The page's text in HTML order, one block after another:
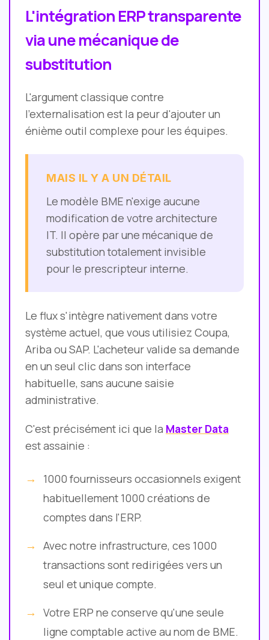
L'intégration ERP transparente
via une mécanique de
substitution
L'argument classique contre
l'externalisation est la peur d'ajouter un
énième outil complexe pour les équipes.
MAIS IL Y A UN DÉTAIL
Le modèle BME n'exige aucune
modification de votre architecture
IT. Il opère par une mécanique de
substitution totalement invisible
pour le prescripteur interne.
Le flux s'intègre nativement dans votre
système actuel, que vous utilisiez Coupa,
Ariba ou SAP. L'acheteur valide sa demande
en un seul clic dans son interface
habituelle, sans aucune saisie
administrative.
C'est précisément ici que la Master Data
est assainie :
1000 fournisseurs occasionnels exigent
habituellement 1000 créations de
comptes dans l'ERP.
Avec notre infrastructure, ces 1000
transactions sont redirigées vers un
seul et unique compte.
Votre ERP ne conserve qu'une seule
ligne comptable active au nom de BME.